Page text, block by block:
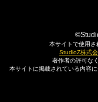
本サイトで使用さ
StudioZ株式
著作者の許可な
本サイトに掲載されている内容